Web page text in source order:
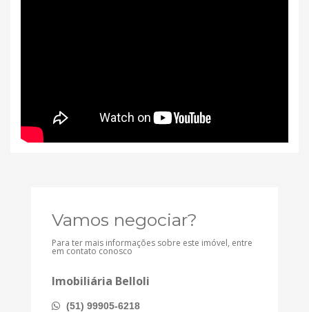
Vamos negociar?
Para ter mais informações sobre este imóvel, entre
em contato conosco
Imobiliária Belloli
(51) 99905-6218